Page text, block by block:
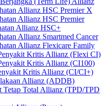
Allianz HSC Premier X
Allianz HSC Premier
Allianz HSC+
Allianz Smartmed Cancer
Allianz Flexicare Family
Kritis Allianz (Flexi CI)
Kritis Allianz (CI100)
Kritis Allianz (CI/CI+)
Allianz (ADDB)
Tetap Total Allianz (TPD/TPD